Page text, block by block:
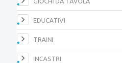
EDUCATIVI
TRAINI
INCASTRI